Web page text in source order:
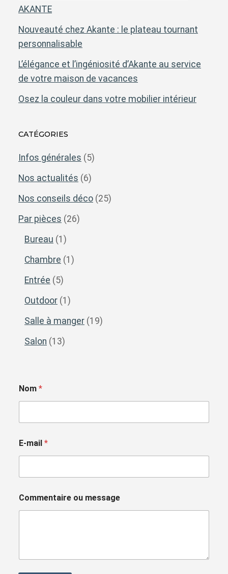
AKANTE
Nouveauté chez Akante : le plateau tournant
personnalisable
L’élégance et l’ingéniosité d’Akante au service
de votre maison de vacances
Osez la couleur dans votre mobilier intérieur
CATÉGORIES
Infos générales (5)
Nos actualités (6)
Nos conseils déco (25)
Par pièces (26)
Bureau (1)
Chambre (1)
Entrée (5)
Outdoor (1)
Salle à manger (19)
Salon (13)
Nom *
E-mail *
Commentaire ou message